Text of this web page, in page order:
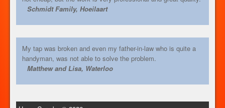
Schmidt Family, Hoeilaart
My tap was broken and even my father-in-law who is quite a
handyman, was not able to solve the problem.
Matthew and Lisa, Waterloo